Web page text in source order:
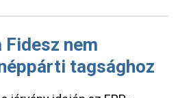
Fidesz nem
tagsághoz